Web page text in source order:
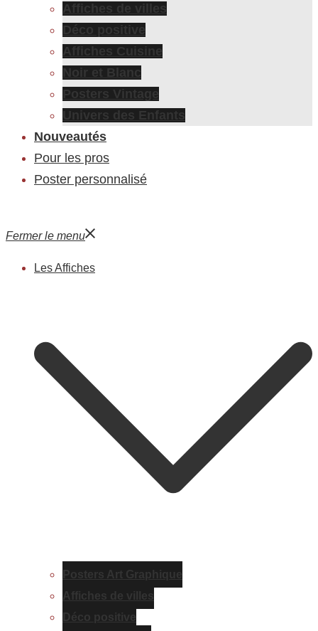
Affiches de villes
Déco positive
Affiches Cuisine
Noir et Blanc
Posters Vintage
Univers des Enfants
Nouveautés
Pour les pros
Poster personnalisé
Fermer le menu
Les Affiches
Posters Art Graphique
Affiches de villes
Déco positive